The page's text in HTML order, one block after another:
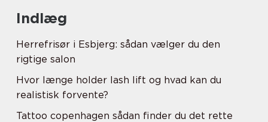
Indlæg
Herrefrisør i Esbjerg: sådan vælger du den
rigtige salon
Hvor længe holder lash lift og hvad kan du
realistisk forvente?
Tattoo copenhagen sådan finder du det rette